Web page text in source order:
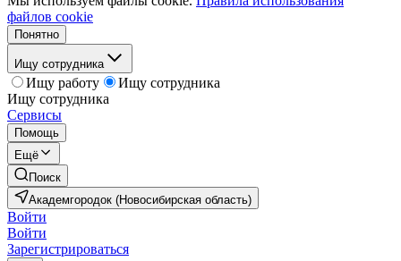
файлов cookie
Понятно
Ищу сотрудника
Ищу работу
Ищу сотрудника
Ищу сотрудника
Сервисы
Помощь
Ещё
Поиск
Академгородок (Новосибирская область)
Войти
Войти
Зарегистрироваться